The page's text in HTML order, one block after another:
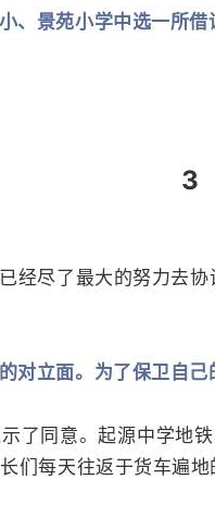
、景苑小学中选一所借
3
经尽了最大的努力去
对立面。为了保卫自己
了同意。起源中学地
们每天往返于货车遍地